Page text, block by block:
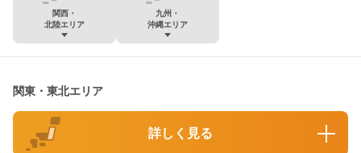
関西・
北陸エリア
九州・
沖縄エリア
関東・東北エリア
詳しく見る